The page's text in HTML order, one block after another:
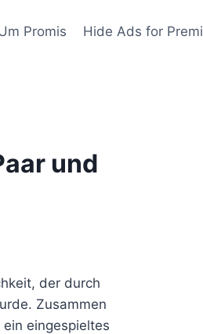
Promis Hide Ads for
und
der durch
Zusammen
eingespieltes